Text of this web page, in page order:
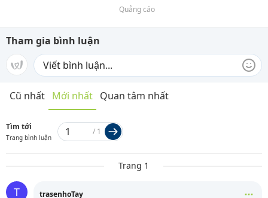
Quảng cáo
Tham gia bình luận
Cũ nhất Mới nhất Quan tâm nhất
Tìm tới
Trang bình luận
/ 1
Trang 1
T trasenhoTay